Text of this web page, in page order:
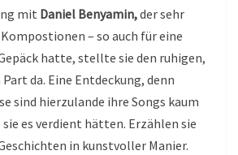
mit Daniel Benyamin,der sehr
– so auch für eine
hatte, stellte sie den ruhigen,
da. Eine Entdeckung, denn
sind hierzulande ihre Songs kaum
es verdient hätten. Erzählen sie
in kunstvoller Manier.